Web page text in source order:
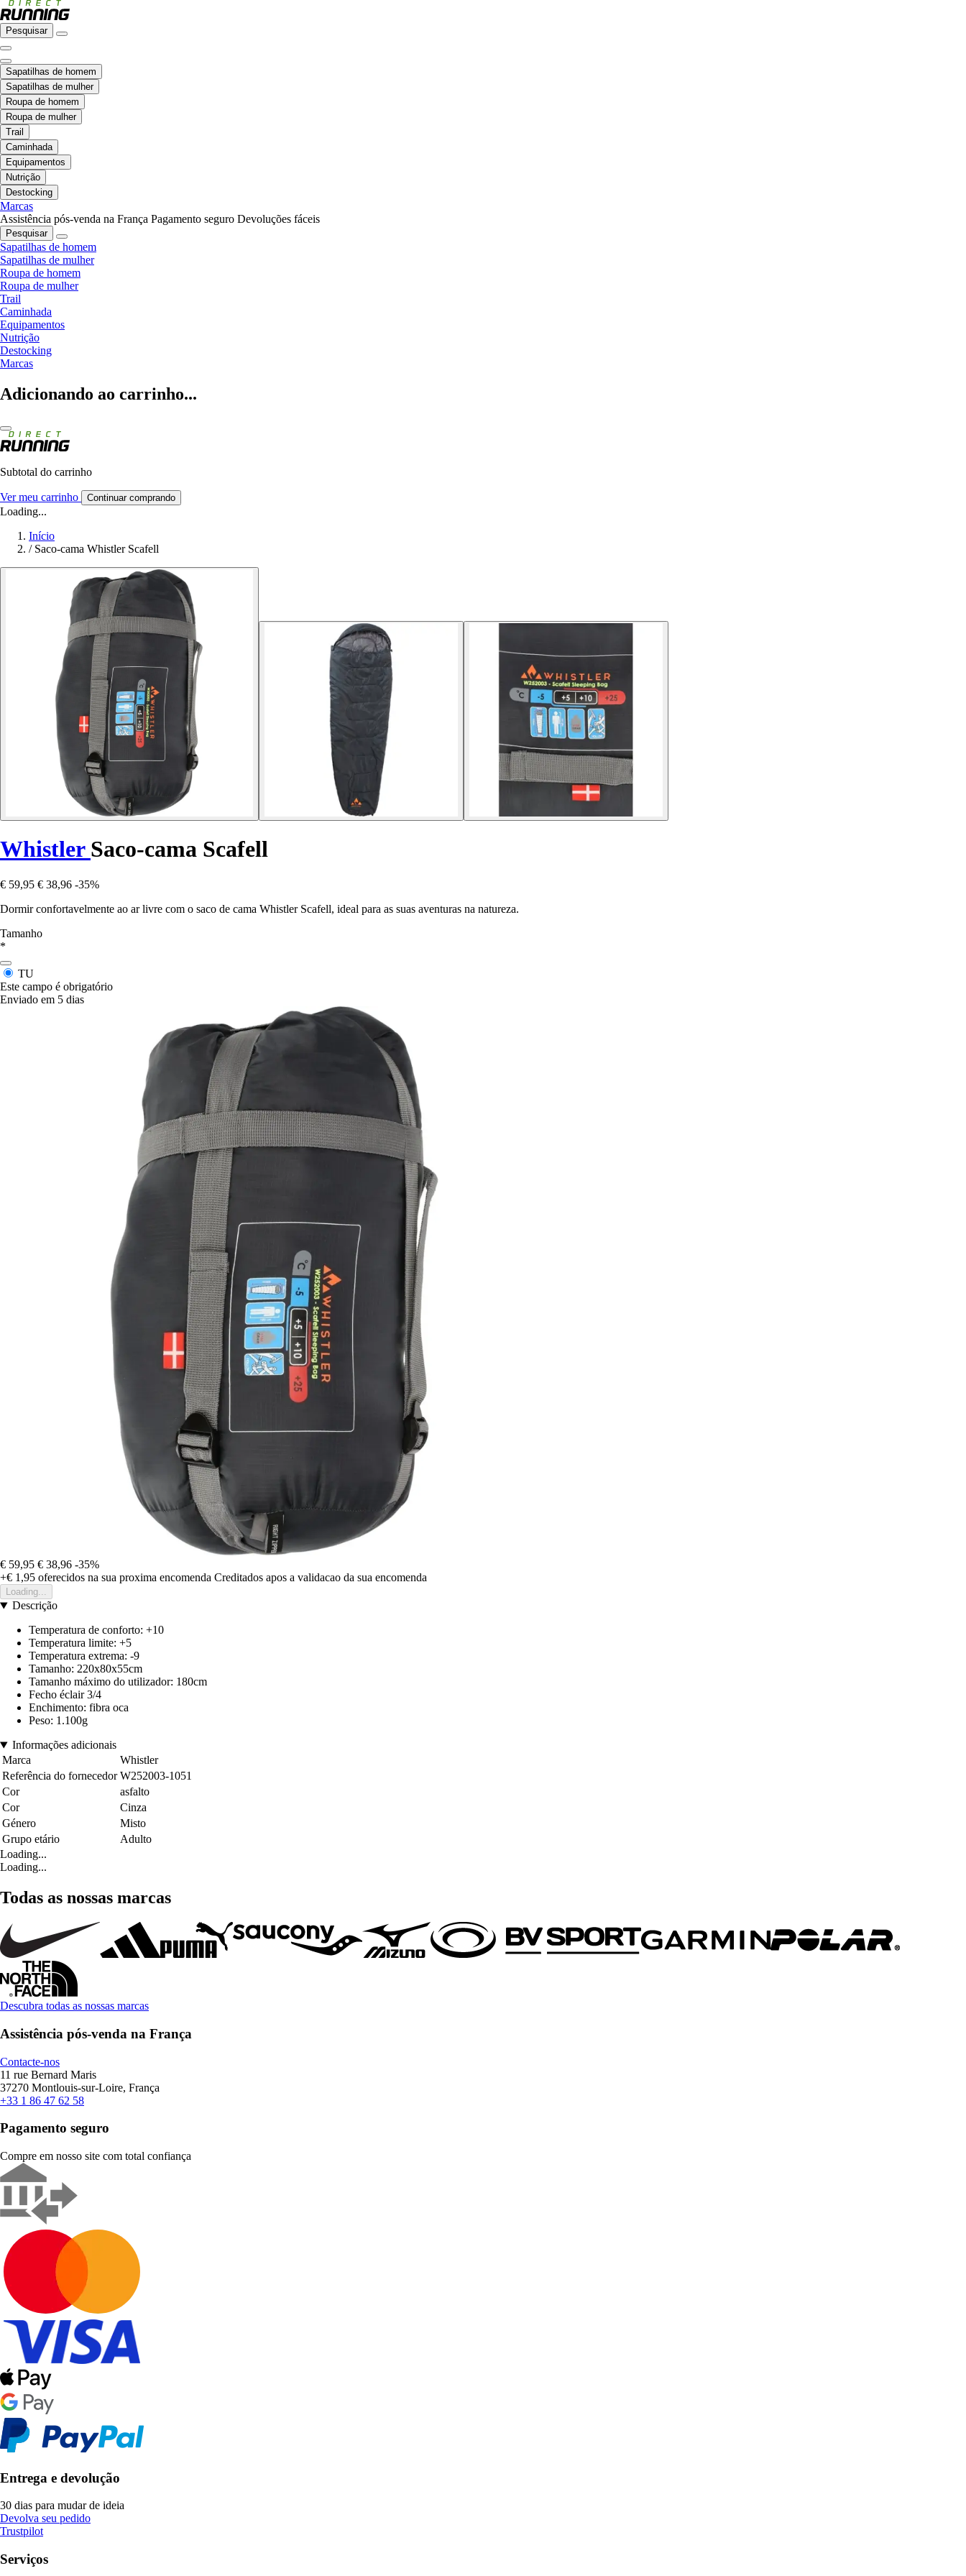
Pesquisar
Sapatilhas de homem
Sapatilhas de mulher
Roupa de homem
Roupa de mulher
Trail
Caminhada
Equipamentos
Nutrição
Destocking
Marcas
Assistência pós-venda na França Pagamento seguro Devoluções fáceis
Pesquisar
Sapatilhas de homem
Sapatilhas de mulher
Roupa de homem
Roupa de mulher
Trail
Caminhada
Equipamentos
Nutrição
Destocking
Marcas
Adicionando ao carrinho...
Subtotal do carrinho
Ver meu carrinho Continuar comprando
Loading...
Início
/ Saco-cama Whistler Scafell
Whistler Saco-cama Scafell
€ 59,95 € 38,96 -35%
Dormir confortavelmente ao ar livre com o saco de cama Whistler Scafell, ideal para as suas aventuras na natureza.
Tamanho
*
TU
Este campo é obrigatório
Enviado em 5 dias
€ 59,95 € 38,96 -35%
+€ 1,95 oferecidos na sua proxima encomenda Creditados apos a validacao da sua encomenda
Loading...
Descrição
Temperatura de conforto: +10
Temperatura limite: +5
Temperatura extrema: -9
Tamanho: 220x80x55cm
Tamanho máximo do utilizador: 180cm
Fecho éclair 3/4
Enchimento: fibra oca
Peso: 1.100g
Informações adicionais
Marca
Whistler
Referência do fornecedor W252003-1051
Cor
asfalto
Cor
Cinza
Género
Misto
Grupo etário
Adulto
Loading...
Loading...
Todas as nossas marcas
Descubra todas as nossas marcas
Assistência pós-venda na França
Contacte-nos
11 rue Bernard Maris
37270 Montlouis-sur-Loire, França
+33 1 86 47 62 58
Pagamento seguro
Compre em nosso site com total confiança
Entrega e devolução
30 dias para mudar de ideia
Devolva seu pedido
Trustpilot
Serviços